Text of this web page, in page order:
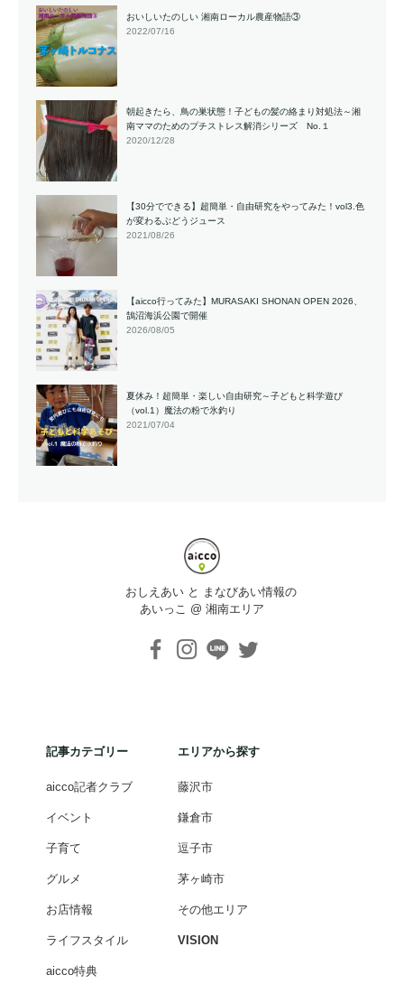
おいしいたのしい 湘南ローカル農産物語③
2022/07/16
朝起きたら、鳥の巣状態！子どもの髪の絡まり対処法～湘
南ママのためのプチストレス解消シリーズ No.１
2020/12/28
【30分でできる】超簡単・自由研究をやってみた！vol3.色
が変わるぶどうジュース
2021/08/26
【aicco行ってみた】MURASAKI SHONAN OPEN 2026、
鵠沼海浜公園で開催
2026/08/05
夏休み！超簡単・楽しい自由研究～子どもと科学遊び
（vol.1）魔法の粉で氷釣り
2021/07/04
おしえあい と まなびあい情報の
あいっこ @ 湘南エリア
記事カテゴリー
aicco記者クラブ
イベント
子育て
グルメ
お店情報
ライフスタイル
aicco特典
エリアから探す
藤沢市
鎌倉市
逗子市
茅ヶ崎市
その他エリア
VISION